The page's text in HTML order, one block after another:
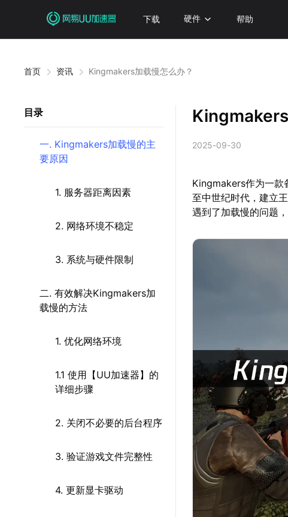
下载 硬件 帮助
首页 资讯 Kingmakers加载慢怎么办？
目录
一. Kingmakers加载慢的主
要原因
1. 服务器距离因素
2. 网络环境不稳定
3. 系统与硬件限制
二. 有效解决Kingmakers加
载慢的方法
1. 优化网络环境
1.1 使用【UU加速器】的
详细步骤
2. 关闭不必要的后台程序
3. 验证游戏文件完整性
4. 更新显卡驱动
2025-09-30
Kingmakers作为一款
至中世纪时代，建立
遇到了加载慢的问题